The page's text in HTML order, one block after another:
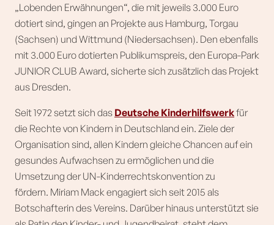
„Lobenden Erwähnungen“, die mit jeweils 3.000 Euro
dotiert sind, gingen an Projekte aus Hamburg, Torgau
(Sachsen) und Wittmund (Niedersachsen). Den ebenfalls
mit 3.000 Euro dotierten Publikumspreis, den Europa-Park
JUNIOR CLUB Award, sicherte sich zusätzlich das Projekt
aus Dresden.
Seit 1972 setzt sich das Deutsche Kinderhilfswerkfür
die Rechte von Kindern in Deutschland ein. Ziele der
Organisation sind, allen Kindern gleiche Chancen auf ein
gesundes Aufwachsen zu ermöglichen und die
Umsetzung der UN-Kinderrechtskonvention zu
fördern. Miriam Mack engagiert sich seit 2015 als
Botschafterin des Vereins. Darüber hinaus unterstützt sie